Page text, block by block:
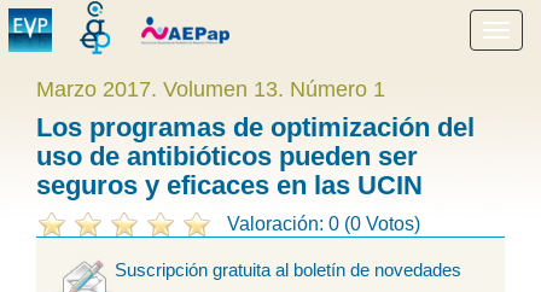
menú
Marzo 2017. Volumen 13. Número 1
Los programas de optimización del
uso de antibióticos pueden ser
seguros y eficaces en las UCIN
Valoración: 0 (0 Votos)
Suscripción gratuita al boletín de novedades